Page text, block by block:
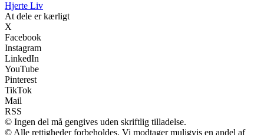
Hjerte Liv
At dele er kærligt
X
Facebook
Instagram
LinkedIn
YouTube
Pinterest
TikTok
Mail
RSS
© Ingen del må gengives uden skriftlig tilladelse.
© Alle rettigheder forbeholdes. Vi modtager muligvis en andel af